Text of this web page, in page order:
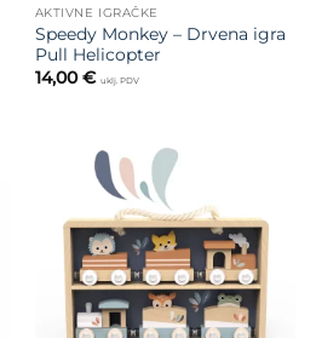
AKTIVNE IGRAČKE
Speedy Monkey – Drvena igra
Pull Helicopter
14,00€ uklj. PDV
želja